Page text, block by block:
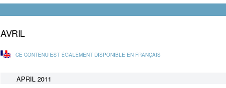
AVRIL
CE CONTENU EST ÉGALEMENT DISPONIBLE EN FRANÇAIS
APRIL 2011